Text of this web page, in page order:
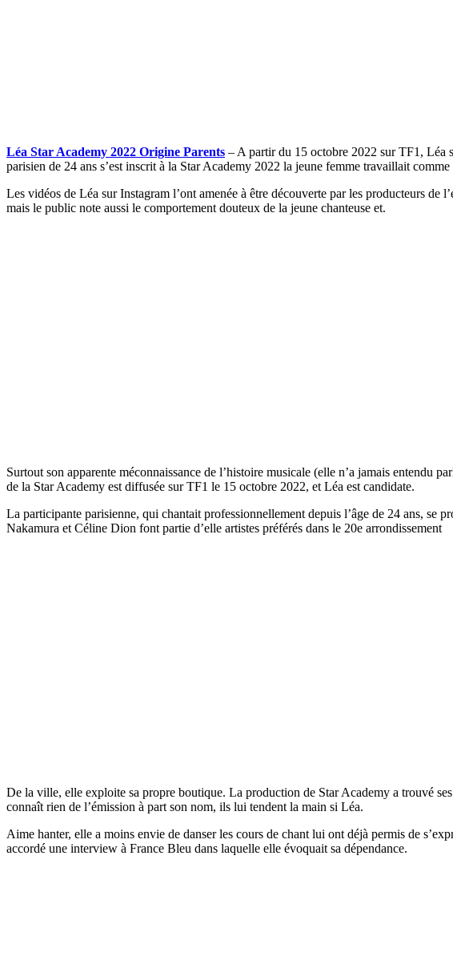
Léa Star Academy 2022 Origine Parents – A partir du 15 octobre 2022 sur TF1, Léa
parisien de 24 ans s’est inscrit à la Star Academy 2022 la jeune femme travaillait
Les vidéos de Léa sur Instagram l’ont amenée à être découverte par les producteurs
mais le public note aussi le comportement douteux de la jeune chanteuse et.
Surtout son apparente méconnaissance de l’histoire musicale (elle n’a jamais entendu
de la Star Academy est diffusée sur TF1 le 15 octobre 2022, et Léa est candidate.
La participante parisienne, qui chantait professionnellement depuis l’âge de 24 ans, se
Nakamura et Céline Dion font partie d’elle artistes préférés dans le 20e arrondissement
De la ville, elle exploite sa propre boutique. La production de Star Academy a trouvé
connaît rien de l’émission à part son nom, ils lui tendent la main si Léa.
Aime hanter, elle a moins envie de danser les cours de chant lui ont déjà permis de
accordé une interview à France Bleu dans laquelle elle évoquait sa dépendance.